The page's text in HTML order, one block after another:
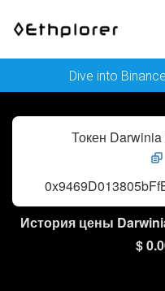
Dive into
Токен
История цены
$